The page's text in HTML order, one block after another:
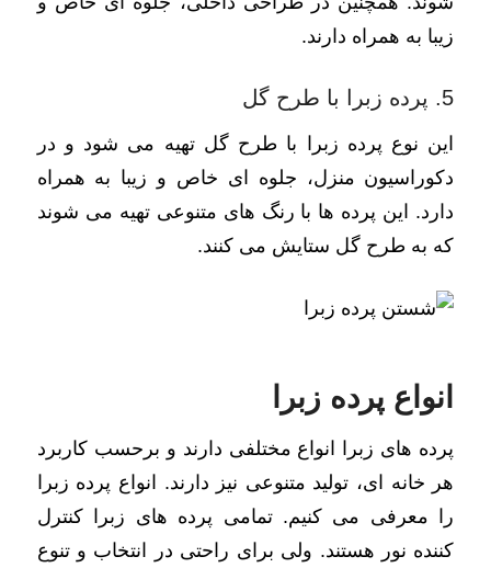
زیبا به همراه دارند.
5. پرده زبرا با طرح گل
این نوع پرده زبرا با طرح گل تهیه می شود و در
دکوراسیون منزل، جلوه ای خاص و زیبا به همراه
دارد. این پرده ها با رنگ های متنوعی تهیه می شوند
که به طرح گل ستایش می کنند.
انواع پرده زبرا
پرده های زبرا انواع مختلفی دارند و برحسب کاربرد
هر خانه ای، تولید متنوعی نیز دارند. انواع پرده زبرا
را معرفی می کنیم. تمامی پرده های زبرا کنترل
کننده نور هستند. ولی برای راحتی در انتخاب و تنوع